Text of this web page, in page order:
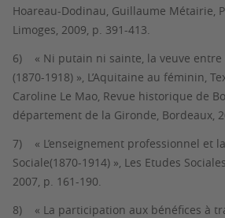
Hoareau-Dodinau, Guillaume Métairie,
Limoges, 2009, p. 391-413.
6) « Ni putain ni sainte, la veuve
(1870-1918) », L’Aquitaine au féminin,
Caroline Le Mao, Revue historique de
département de la Gironde, Bordeaux,
7) « L’enseignement professionnel et
Sociale(1870-1914) », Les Etudes Sociales
2007, p. 161-190.
8) « La participation aux bénéfices à